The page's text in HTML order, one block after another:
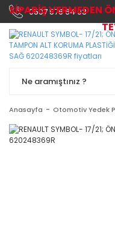
0507 576 64 03
Anasayfa Otomotiv Yedek
SİPARİŞ VERMEDEN